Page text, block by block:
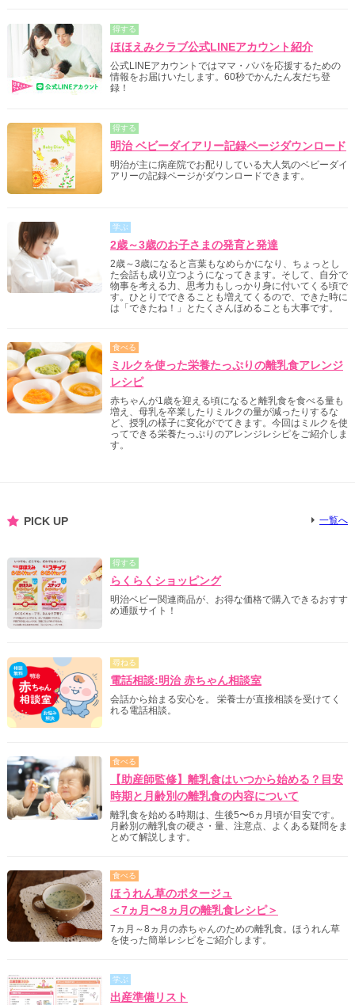
得する
ほほえみクラブ公式LINEアカウント紹介
公式LINEアカウントではママ・パパを応援するための
情報をお届けいたします。60秒でかんたん友だち登
録！
得する
明治 ベビーダイアリー記録ページダウンロード
明治が主に病産院でお配りしている大人気のベビーダイ
アリーの記録ページがダウンロードできます。
学ぶ
2歳～3歳のお子さまの発育と発達
2歳～3歳になると言葉もなめらかになり、ちょっとし
た会話も成り立つようになってきます。そして、自分で
物事を考える力、思考力もしっかり身に付いてくる頃で
す。ひとりでできることも増えてくるので、できた時に
は「できたね！」とたくさんほめることも大事です。
食べる
ミルクを使った栄養たっぷりの離乳食アレンジ
レシピ
赤ちゃんが1歳を迎える頃になると離乳食を食べる量も
増え、母乳を卒業したりミルクの量が減ったりするな
ど、授乳の様子に変化がでてきます。今回はミルクを使
ってできる栄養たっぷりのアレンジレシピをご紹介しま
す。
PICK UP 一覧へ
得する
らくらくショッピング
明治ベビー関連商品が、お得な価格で購入できるおすす
め通販サイト！
尋ねる
電話相談:明治 赤ちゃん相談室
会話から始まる安心を。 栄養士が直接相談を受けてく
れる電話相談。
食べる
【助産師監修】離乳食はいつから始める？目安
時期と月齢別の離乳食の内容について
離乳食を始める時期は、生後5〜6ヵ月頃が目安です。
月齢別の離乳食の硬さ・量、注意点、よくある疑問をま
とめて解説します。
食べる
ほうれん草のポタージュ
＜7ヵ月〜8ヵ月の離乳食レシピ＞
7ヵ月～8ヵ月の赤ちゃんのための離乳食。ほうれん草
を使った簡単レシピをご紹介します。
学ぶ
出産準備リスト